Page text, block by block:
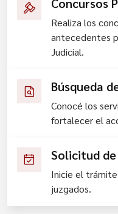
Realiza los
antecedentes
Judicial.
Búsqueda
Conocé los
fortalecer el
Solicitud
Inicie el
juzgados.